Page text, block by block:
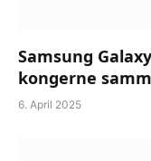
Samsung
kongerne
6. April 2025